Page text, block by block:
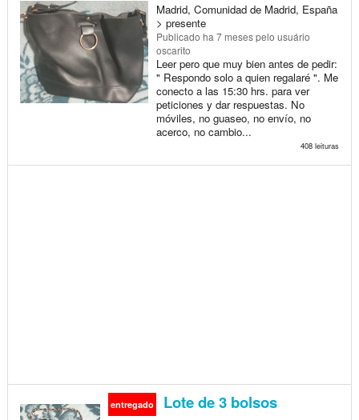
Madrid, Comunidad de Madrid, España
> presente
Publicado ha 7 mesespelo usuário
oscarito
Leer pero que muy bien antes de pedir:
" Respondo solo a quien regalaré ". Me
conecto a las 15:30 hrs. para ver
peticiones y dar respuestas. No
móviles, no guaseo, no envío, no
acerco, no cambio...
408 leituras
entregado Lote de 3 bolsos